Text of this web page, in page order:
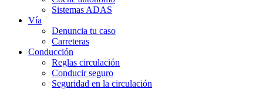
Sistemas ADAS
Vía
Denuncia tu caso
Carreteras
Conducción
Reglas circulación
Conducir seguro
Seguridad en la circulación